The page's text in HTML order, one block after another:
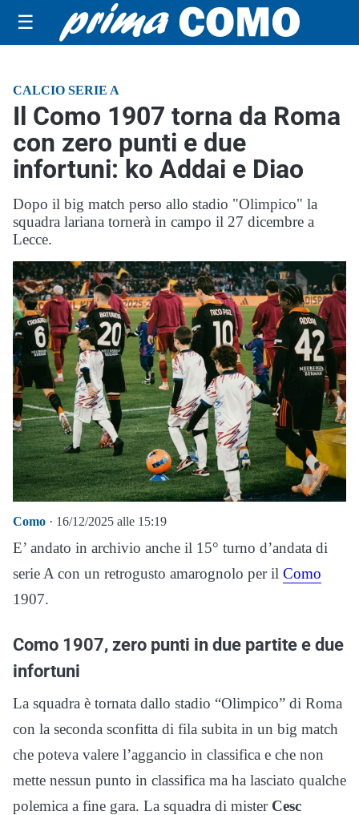
☰
CALCIO SERIE A
Il Como 1907 torna da Roma
con zero punti e due
infortuni: ko Addai e Diao
Dopo il big match perso allo stadio "Olimpico" la
squadra lariana tornerà in campo il 27 dicembre a
Lecce.
Como · 16/12/2025 alle 15:19
E’ andato in archivio anche il 15° turno d’andata di
serie A con un retrogusto amarognolo per il Como
1907.
Como 1907, zero punti in due partite e due
infortuni
La squadra è tornata dallo stadio “Olimpico” di Roma
con la seconda sconfitta di fila subita in un big match
che poteva valere l’aggancio in classifica e che non
mette nessun punto in classifica ma ha lasciato qualche
polemica a fine gara. La squadra di mister Cesc